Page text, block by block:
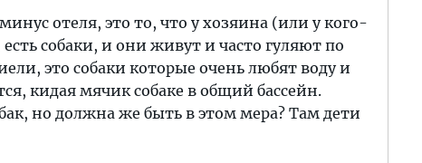
отеля, это то, что у хозяина (или у кого-
собаки, и они живут и часто гуляют по
это собаки которые очень любят воду и
кидая мячик собаке в общий бассейн.
но должна же быть в этом мера? Там дети